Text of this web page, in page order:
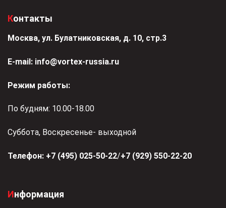
Контакты
Москва, ул. Булатниковская, д. 10, стр.3
Е-mail: info@vortex-russia.ru
Режим работы:
По будням: 10.00-18.00
Суббота, Воскресенье- выходной
Телефон: +7 (495) 025-50-22/+7 (929) 550-22-20
Информация